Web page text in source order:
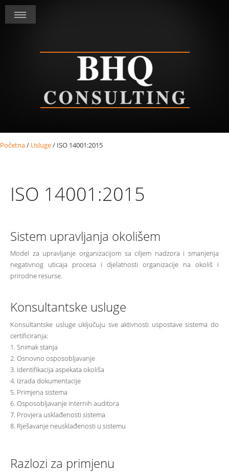
Početna/ Usluge/ ISO 14001:2015
ISO 14001:2015
Sistem upravljanja okolišem
Model za upravljanje organizacijom sa ciljem nadzora i smanjenja
negativnog uticaja procesa i djelatnosti organizacije na okoliš i
prirodne resurse.
Konsultantske usluge
Konsultantske usluge uključuju sve aktivnosti uspostave sistema do
certificiranja:
1. Snimak stanja
2. Osnovno osposobljavanje
3. Identifikacija aspekata okoliša
4. Izrada dokumentacije
5. Primjena sistema
6. Osposobljavanje internih auditora
7. Provjera usklađenosti sistema
8. Rješavanje neusklađenosti u sistemu
Razlozi za primjenu